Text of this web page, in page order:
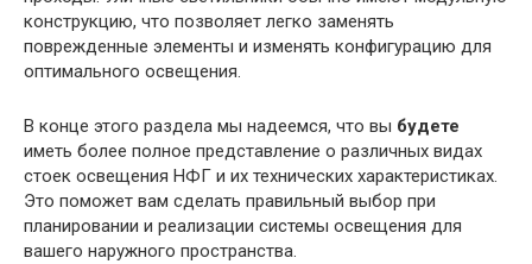
конструкцию, что позволяет легко заменять
поврежденные элементы и изменять конфигурацию для
оптимального освещения.
В конце этого раздела мы надеемся, что вы будете
иметь более полное представление о различных видах
стоек освещения НФГ и их технических характеристиках.
Это поможет вам сделать правильный выбор при
планировании и реализации системы освещения для
вашего наружного пространства.